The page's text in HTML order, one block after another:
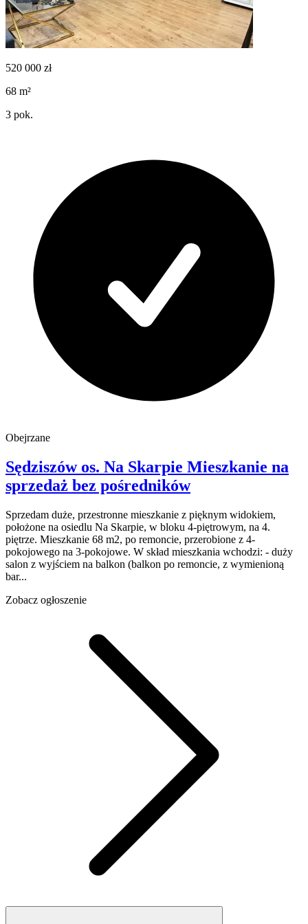
520 000 zł
68 m²
3 pok.
Obejrzane
Sędziszów os. Na Skarpie Mieszkanie na
sprzedaż bez pośredników
Sprzedam duże, przestronne mieszkanie z pięknym widokiem,
położone na osiedlu Na Skarpie, w bloku 4-piętrowym, na 4.
piętrze. Mieszkanie 68 m2, po remoncie, przerobione z 4-
pokojowego na 3-pokojowe. W skład mieszkania wchodzi: - duży
salon z wyjściem na balkon (balkon po remoncie, z wymienioną
bar...
Zobacz ogłoszenie